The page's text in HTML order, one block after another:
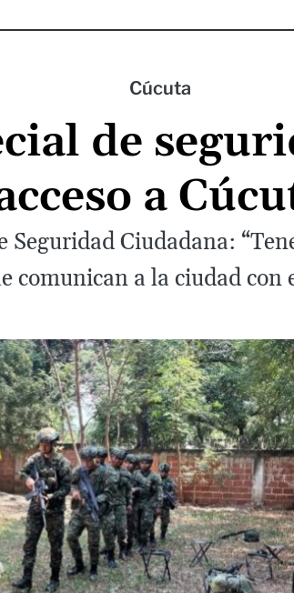
Cúcuta
de
a
Ciudadana:
comunican a la ciudad